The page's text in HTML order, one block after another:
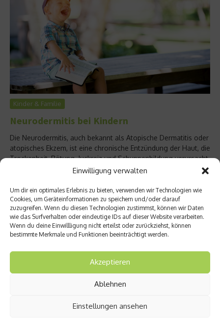
Einwilligung verwalten
Um dir ein optimales Erlebnis zu bieten, verwenden wir Technologien wie
Cookies, um Geräteinformationen zu speichern und/oder darauf
zuzugreifen. Wenn du diesen Technologien zustimmst, können wir Daten
wie das Surfverhalten oder eindeutige IDs auf dieser Website verarbeiten.
Wenn du deine Einwillligung nicht erteilst oder zurückziehst, können
bestimmte Merkmale und Funktionen beeinträchtigt werden.
Akzeptieren
Ablehnen
Einstellungen ansehen
Kinder & Familie
Neurodermitis bei Kindern
Die Neurodermitis, auch bekannt als Atopische Dermatitis oder
atopisches Ekzem, ist eine chronische Entzündung der Haut, die
Trockenheit, Rötung, Juckreiz und Schuppenbildung verursacht.
Bei Kindern führt Neurodermitis oft zu Schlafproblemen und
Sozialleben beeinträchtigen. Es gibt leider noch keine Heilung
für Neurodermitis, aber es gibt Möglichkeiten,...
Weiterlesen